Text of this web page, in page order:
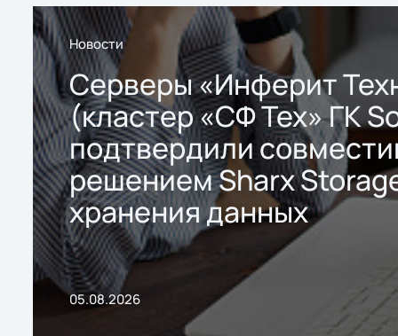
Новости
Серверы «Инферит
(кластер «СФ Тех» ГК
подтвердили
решением Sharx
хранения данных
05.08.2026